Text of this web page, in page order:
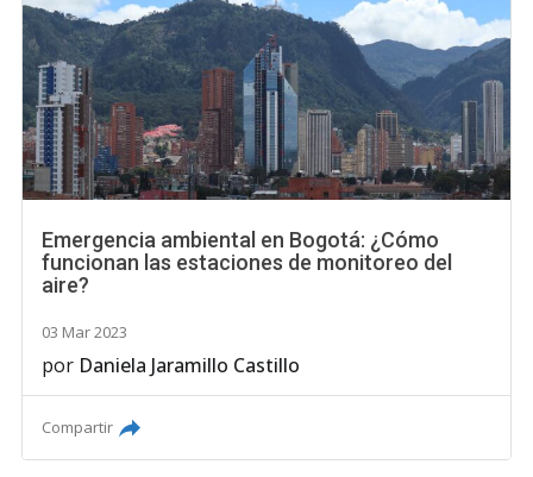
Emergencia ambiental en Bogotá: ¿Cómo
funcionan las estaciones de monitoreo del
aire?
03 Mar 2023
por Daniela Jaramillo Castillo
Compartir